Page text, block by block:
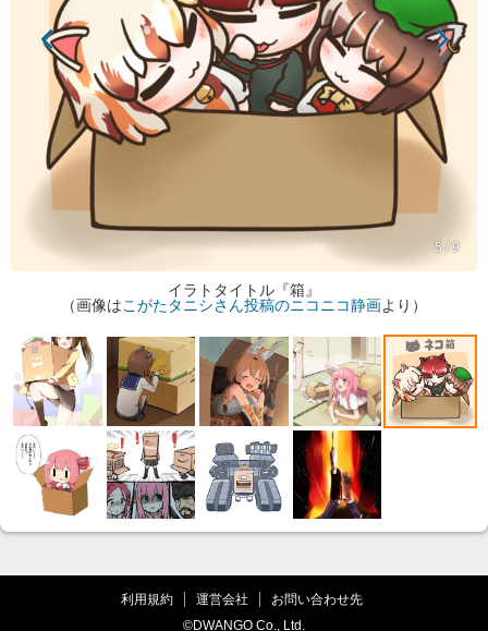
ニコニコQ
5 / 9
イラトタイトル『箱』
（画像はこがたタニシさん投稿のニコニコ静画より）
利用規約 運営会社
お問い合わせ先
©DWANGO Co., Ltd.